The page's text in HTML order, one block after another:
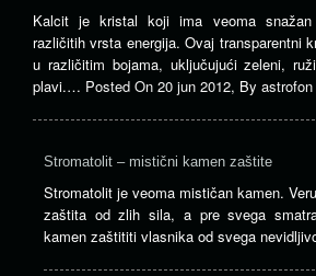
Kalcit je kristal koji ima veoma
različitih vrsta energija. Ovaj transparentni
u različitim bojama, uključujući zeleni,
plavi.… Posted On 20 jun 2012, By astrofon
Stromatolit – mistični kamen zaštite
Stromatolit je veoma mističan kamen.
zaštita od zlih sila, a pre svega
kamen zaštititi vlasnika od svega